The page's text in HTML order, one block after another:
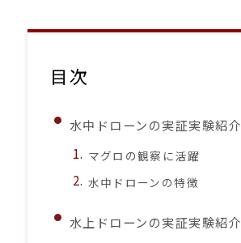
目次
水中ドローンの実証実験紹介
マグロの観察に活躍
水中ドローンの特徴
水上ドローンの実証実験紹介